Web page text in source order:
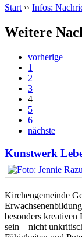
Start ›› Infos:
Weitere
vorherige
1
2
3
4
5
6
nächste
Kunstwerk
Kirchengemeinde
besonders kreativen
sein – nicht